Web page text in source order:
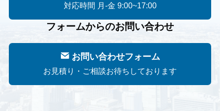
対応時間 月-金 9:00~17:00
フォームからのお問い合わせ
お問い合わせフォーム
お見積り・ご相談お待ちしております